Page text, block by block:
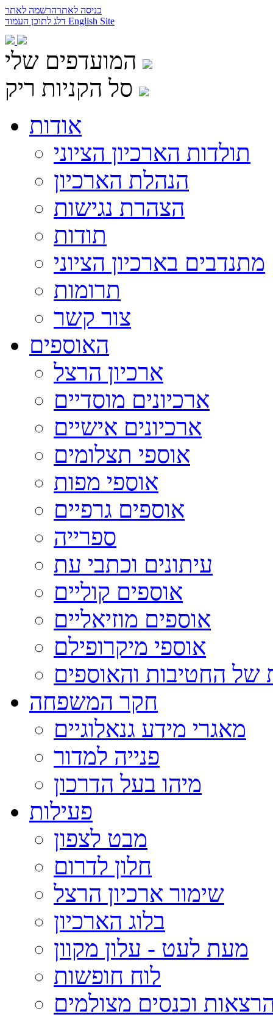
כניסה לאתרהרשמה לאתר
English Site
המועדפים שלי
סל הקניות ריק
אודות
תולדות הארכיון הציוני
הנהלת הארכיון
הצהרת נגישות
תודות
מתנדבים בארכיון הציוני
תרומות
צור קשר
האוספים
ארכיון הרצל
ארכיונים מוסדיים
ארכיונים אישיים
אוספי תצלומים
אוספי מפות
אוספים גרפיים
ספרייה
עיתונים וכתבי עת
אוספים קוליים
אוספים מוזיאליים
אוספי מיקרופילם
של החטיבות והאוספים
חקר המשפחה
מאגרי מידע גנאלוגיים
פנייה למדור
מיהו בעל הדרכון
פעילות
מבט לצפון
חלון לדרום
שימור ארכיון הרצל
בלוג הארכיון
מעת לעט - עלון מקוון
לוח חופשות
וכנסים מצולמים